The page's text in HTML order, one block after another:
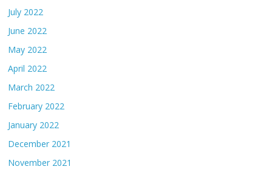
July 2022
June 2022
May 2022
April 2022
March 2022
February 2022
January 2022
December 2021
November 2021